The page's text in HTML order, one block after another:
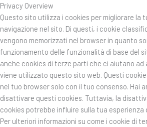
Privacy Overview
Questo sito utilizza i cookies per migliorare la
navigazione nel sito. Di questi, i cookie
vengono memorizzati nel browser in quanto
funzionamento delle funzionalità di base del
anche cookies di terze parti che ci aiutano ad
viene utilizzato questo sito web. Questi
nel tuo browser solo con il tuo consenso. Hai
disattivare questi cookies. Tuttavia, la
cookies potrebbe influire sulla tua esperienza
Per ulteriori informazioni su come i cookie di